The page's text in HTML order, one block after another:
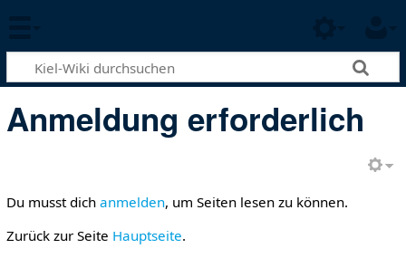
Anmeldung erforderlich
Du musst dich anmelden, um Seiten lesen zu können.
Zurück zur Seite Hauptseite.